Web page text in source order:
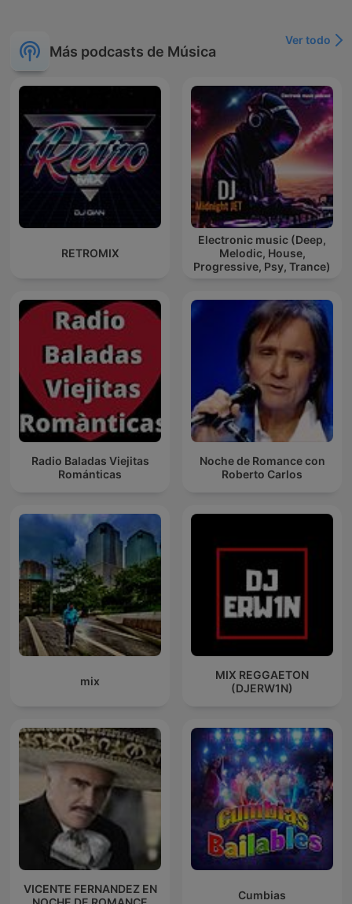
Más podcasts de Música
Ver todo
RETROMIX
Electronic music (Deep,
Melodic, House,
Progressive, Psy, Trance)
Radio Baladas Viejitas
Románticas
Noche de Romance con
Roberto Carlos
mix
MIX REGGAETON
(DJERW1N)
VICENTE FERNANDEZ EN
Cumbias